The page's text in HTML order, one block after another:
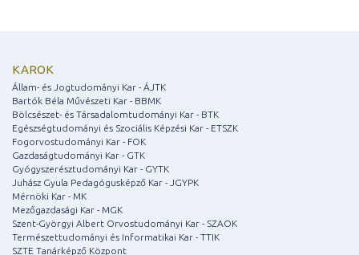
KAROK
Állam- és Jogtudományi Kar - ÁJTK
Bartók Béla Művészeti Kar - BBMK
Bölcsészet- és Társadalomtudományi Kar - BTK
Egészségtudományi és Szociális Képzési Kar - ETSZK
Fogorvostudományi Kar - FOK
Gazdaságtudományi Kar - GTK
Gyógyszerésztudományi Kar - GYTK
Juhász Gyula Pedagógusképző Kar - JGYPK
Mérnöki Kar - MK
Mezőgazdasági Kar - MGK
Szent-Györgyi Albert Orvostudományi Kar - SZAOK
Természettudományi és Informatikai Kar - TTIK
SZTE Tanárképző Központ